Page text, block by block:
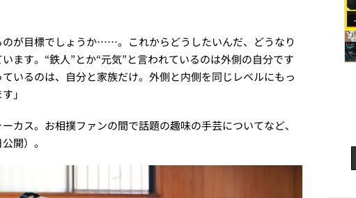
が目標でしょうか……。これからどうしたいんだ、どうなり
ます。“鉄人”とか“元気”と言われているのは外側の自分です
いるのは、自分と家族だけ。外側と内側を同じレベルにもっ
」
カス。お相撲ファンの間で話題の趣味の手芸についてなど、
開）。